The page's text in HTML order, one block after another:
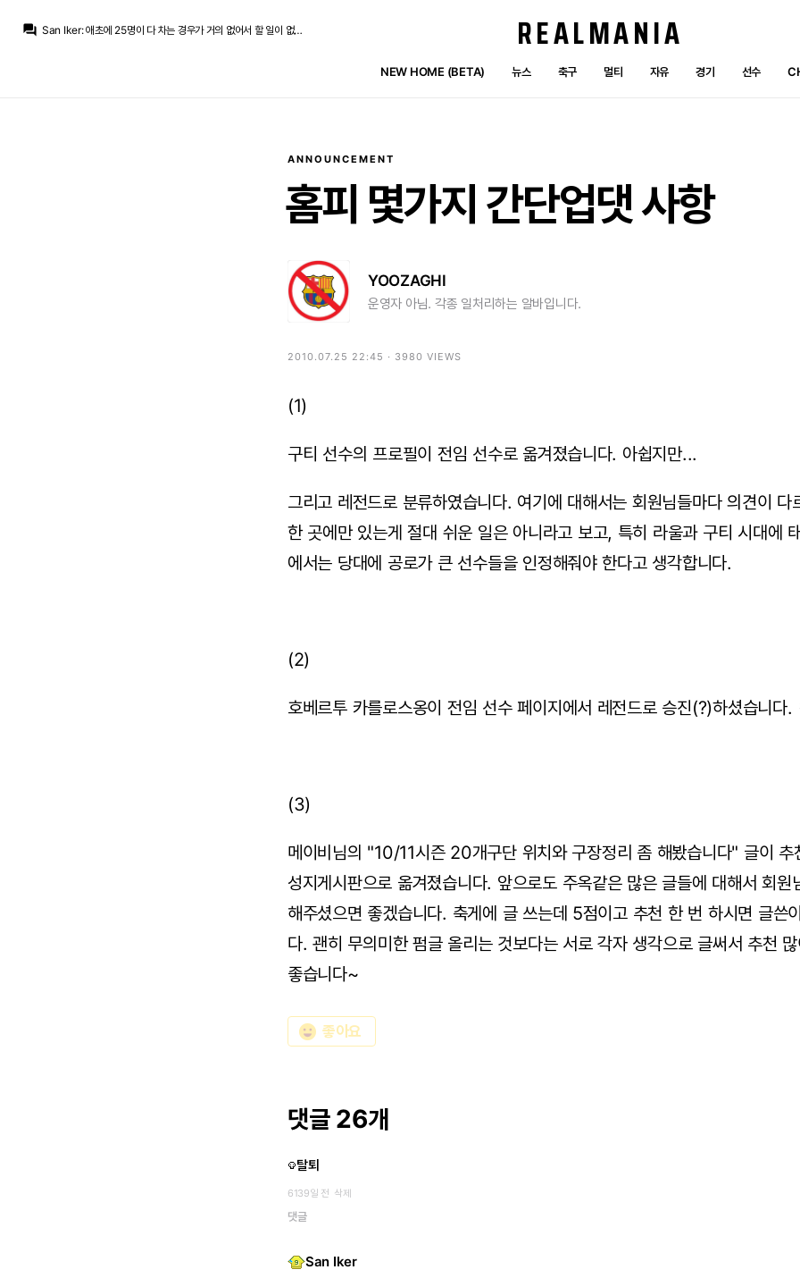
question_answer San Iker:애초에 25명이 다 차는 경우가 거의 없어서 할 일이 없었을 뿐입니다.
그런걸 안해서 챙겨가는 이득도 있겠죠. 첼시는 노골적으로 그런걸 자주하니까 선수들이 팀에 대한 로열티가 없고
REALMANIA
NEW HOME (BETA) 뉴스 축구 멀티 자유 경기 선수
ANNOUNCEMENT
홈피 몇가지 간단업댓사항
YOOZAGHI
운영자 아님. 각종 일처리하는 알바입니다.
2010.07.25 22:45 · 3980 VIEWS
(1)
구티 선수의 프로필이 전임 선수로 옮겨졌습니다. 아쉽지만...
그리고 레전드로 분류하였습니다. 여기에 대해서는 회원님들마다 의견이 다
한 곳에만 있는게 절대 쉬운 일은 아니라고 보고, 특히 라울과 구티 시대에
에서는 당대에 공로가 큰 선수들을 인정해줘야 한다고 생각합니다.
(2)
호베르투 카를로스옹이 전임 선수 페이지에서 레전드로 승진(?)하셨습니다.
(3)
메이비님의 "10/11시즌 20개구단 위치와 구장정리 좀 해봤습니다" 글이
성지게시판으로 옮겨졌습니다. 앞으로도 주옥같은 많은 글들에 대해서 회원
해주셨으면 좋겠습니다. 축게에 글 쓰는데 5점이고 추천 한 번 하시면 글쓴
다. 괜히 무의미한 펌글 올리는 것보다는 서로 각자 생각으로 글써서 추천
좋습니다~
emoji_emotions 좋아요
댓글 26개
탈퇴
6139일 전 삭제
댓글
San Iker